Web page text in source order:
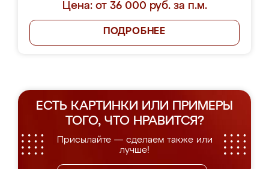
Цена: от 36 000 руб. за п.м.
ПОДРОБНЕЕ
ЕСТЬ КАРТИНКИ ИЛИ ПРИМЕРЫ
ТОГО, ЧТО НРАВИТСЯ?
Присылайте — сделаем также или
лучше!